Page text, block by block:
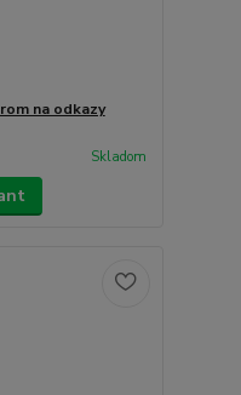
na odkazy
Skladom